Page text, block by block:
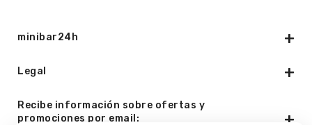
minibar24h
Legal
Recibe información sobre ofertas y
promociones por email: